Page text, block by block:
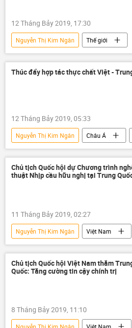
12 Tháng Bảy 2019, 17:30
Nguyễn Thị Kim Ngân
Thế giới
TOP-5 sự kiện chính trong tuần
Iran
uranium
Hàn Quốc
Thúc đẩy hợp tác thực chất Việt -
12 Tháng Bảy 2019, 05:33
Nguyễn Thị Kim Ngân Châu Á
Việt Nam
Một vành đai - một con
Trung Quốc
Chủ tịch Quốc hội dự Chương trình
thuật Nhịp cầu hữu nghị tại Trung
11 Tháng Bảy 2019, 02:27
Nguyễn Thị Kim Ngân
Việt Nam
Châu Á
Thế giới
Chính
chuyến thăm
Trung Quốc
Chủ tịch Quốc hội Việt Nam thăm
Quốc: Tăng cường tin cậy chính trị
8 Tháng Bảy 2019, 11:10